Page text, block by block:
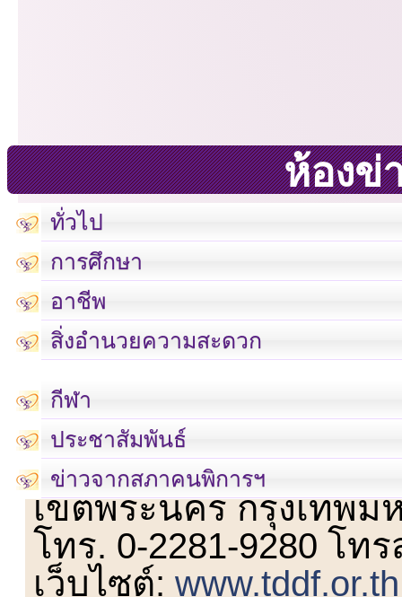
ห้องข่
ทั่วไป
การศึกษา
อาชีพ
สิ่งอำนวยความสะดวก
กีฬา
ประชาสัมพันธ์
ข่าวจากสภาคนพิการฯ
เลขที่ 23 ชั้น 2 ถนนวิ
เขตพระนคร กรุงเทพม
โทร. 0-2281-9280 โท
เว็บไซต์:www.tddf.or.th